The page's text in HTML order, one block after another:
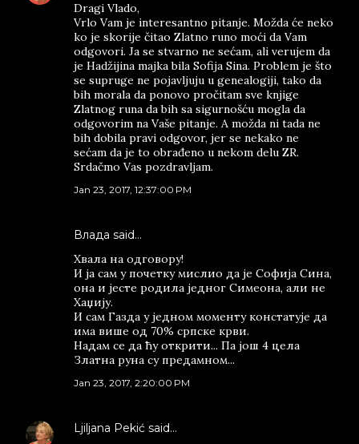
Dragi Vlado,
Vrlo Vam je interesantno pitanje. Možda će neko
ko je skorije čitao Zlatno runo moći da Vam
odgovori. Ja se stvarno ne sećam, ali verujem da
je Hadžijina majka bila Sofija Sina. Problem je što
se supruge ne pojavljuju u genealogiji, tako da
bih morala da ponovo pročitam sve knjige
Zlatnog runa da bih sa sigurnošću mogla da
odgovorim na Vaše pitanje. A možda ni tada ne
bih dobila pravi odgovor, jer se nekako ne
sećam da je to obrađeno u nekom delu ZR.
Srdačmo Vas pozdravljam.
Jan 23, 2017, 12:37:00 PM
Влада said…
Хвала на одговору!
И ја сам у почетку мислио да је Софија Сина,
она и јесте родила једног Симеона, али не
Хаџију.
И сам Газда у једном моменту констатује да
има више од 70% српске крви.
Надам се да ћу открити... Па још 4 цела
Златна руна су предамном...
Jan 23, 2017, 2:20:00 PM
Ljiljana Pekić said…